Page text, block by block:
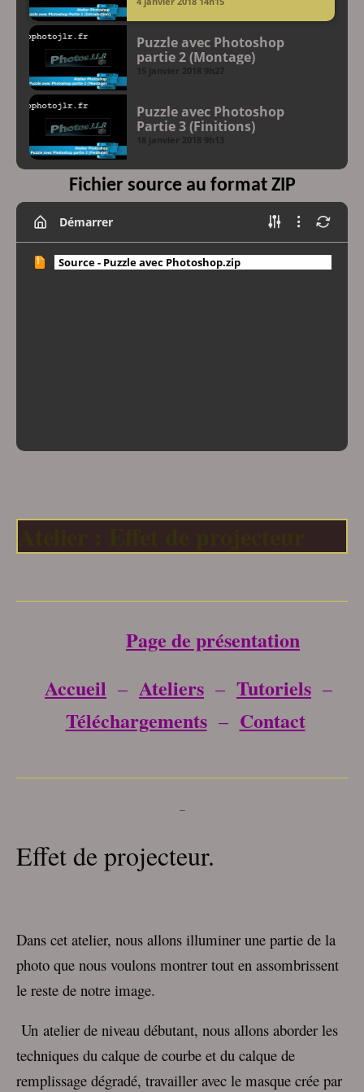
Puzzle avec Photoshop
partie 2 (Montage)
Puzzle avec Photoshop
Partie 3 (Finitions)
Fichier source au format ZIP
Démarrer
Source - Puzzle avec Photoshop.zip
Page de présentation
Accueil – Ateliers – Tutoriels –
Téléchargements– Contact
–
Effet de projecteur.
Dans cet atelier, nous allons illuminer une partie de la
photo que nous voulons montrer tout en assombrissent
le reste de notre image.
Un atelier de niveau débutant, nous allons aborder les
techniques du calque de courbe et du calque de
remplissage dégradé, travailler avec le masque crée par